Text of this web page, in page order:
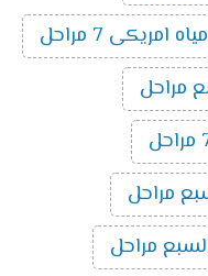
امريكى 7 مراحل
مراحل
مراحل
مراحل